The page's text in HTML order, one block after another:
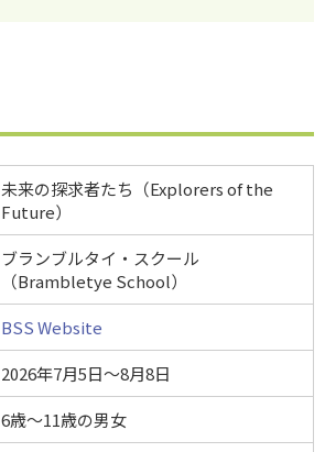
未来の探求者たち（Explorers of the
Future）
ブランブルタイ・スクール
（Brambletye School）
BSS Website
2026年7月5日～8月8日
6歳～11歳の男女